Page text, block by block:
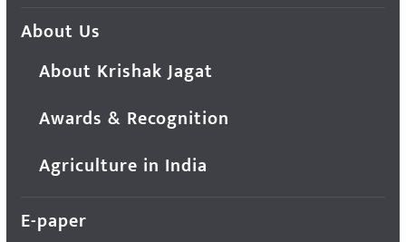
About Us
About Krishak Jagat
Awards & Recognition
Agriculture in India
E-paper